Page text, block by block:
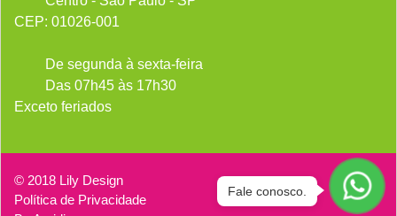
CEP: 01026-001
De segunda à sexta-feira
Das 07h45 às 17h30
Exceto feriados
© 2018 Lily Design
Política de Privacidade
Fale conosco.